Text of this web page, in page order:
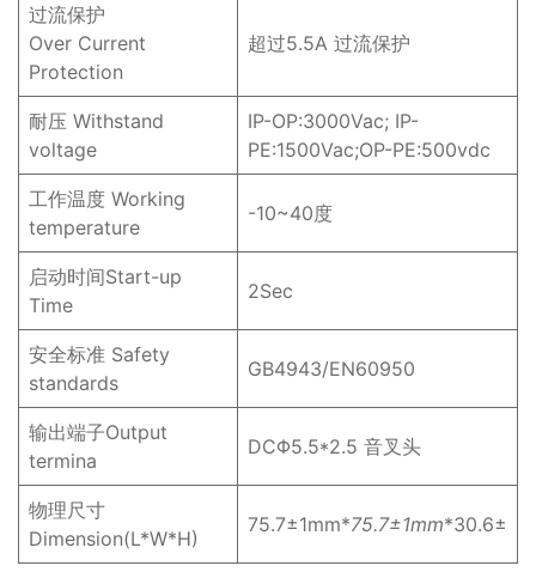
过流保护
Over Current
Protection
超过5.5A 过流保护
耐压 Withstand
voltage
IP-OP:3000Vac; IP-
PE:1500Vac;OP-PE:500vdc
工作温度 Working
temperature
-10~40度
启动时间Start-up
Time
2Sec
安全标准 Safety
standards
GB4943/EN60950
输出端子Output
termina
DCΦ5.5*2.5 音叉头
物理尺寸
Dimension(L*W*H)
75.7±1mm*75.7±1mm*30.6±